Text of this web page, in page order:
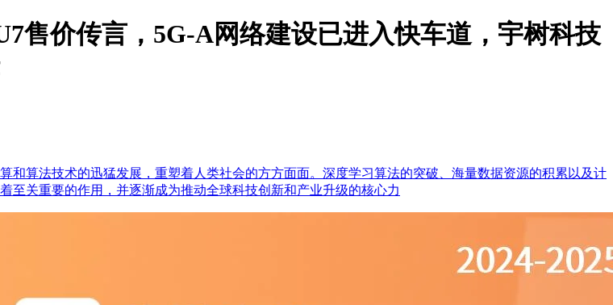
售价传言，5G-A网络建设已进入快车道，宇树科技
和算法技术的迅猛发展，重塑着人类社会的方方面面。深度学习算法的突破、海量数据资源的积累以及计
至关重要的作用，并逐渐成为推动全球科技创新和产业升级的核心力